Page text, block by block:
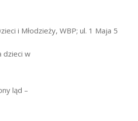
dzieci w
ląd –
i Młodzieży, WBP; ul. 1 Maja 5